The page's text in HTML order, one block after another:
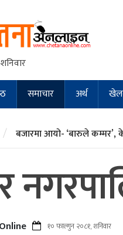
समाचार अर्थ
/ बजारमा आयो- ‘बारुले
१० फाल्गुन २०८१, शनिवार